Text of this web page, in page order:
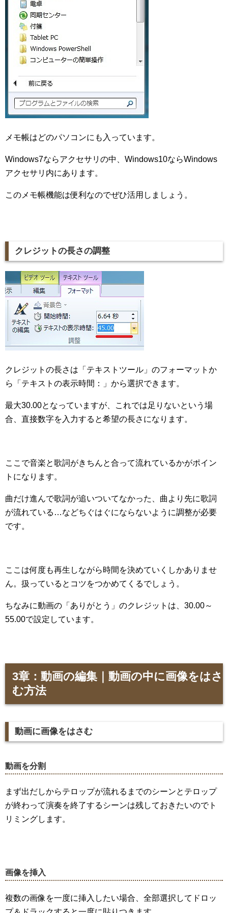
メモ帳はどのパソコンにも入っています。
Windows7ならアクセサリの中、Windows10ならWindows
アクセサリ内にあります。
このメモ帳機能は便利なのでぜひ活用しましょう。
クレジットの長さの調整
クレジットの長さは「テキストツール」のフォーマットか
ら「テキストの表示時間：」から選択できます。
最大30.00となっていますが、これでは足りないという場
合、直接数字を入力すると希望の長さになります。
ここで音楽と歌詞がきちんと合って流れているかがポイン
トになります。
曲だけ進んで歌詞が追いついてなかった、曲より先に歌詞
が流れている…などちぐはぐにならないように調整が必要
です。
ここは何度も再生しながら時間を決めていくしかありませ
ん。扱っているとコツをつかめてくるでしょう。
ちなみに動画の「ありがとう」のクレジットは、30.00～
55.00で設定しています。
3章：動画の編集｜動画の中に画像をはさ
む方法
動画に画像をはさむ
動画を分割
まず出だしからテロップが流れるまでのシーンとテロップ
が終わって演奏を終了するシーンは残しておきたいのでト
リミングします。
画像を挿入
複数の画像を一度に挿入したい場合、全部選択してドロッ